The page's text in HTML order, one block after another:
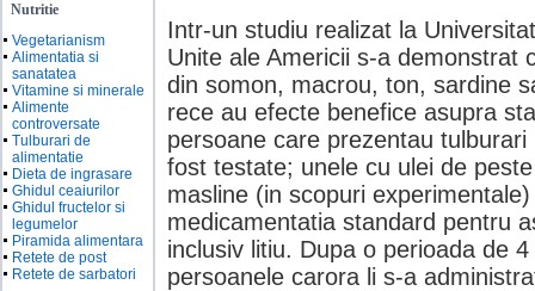
Nutritie
Vegetarianism
Alimentatia si
sanatatea
Vitamine si minerale
Alimente
controversate
Tulburari de
alimentatie
Dieta de ingrasare
Ghidul ceaiurilor
Ghidul fructelor si
legumelor
Piramida alimentara
Retete de post
Retete de sarbatori
Intr-un studiu realizat la
Unite ale Americii s-a demonstrat
din somon, macrou, ton, sardine
rece au efecte benefice asupra
persoane care prezentau
fost testate; unele cu ulei de
masline (in scopuri
medicamentatia standard pentru
inclusiv litiu. Dupa o perioada de
persoanele carora li s-a